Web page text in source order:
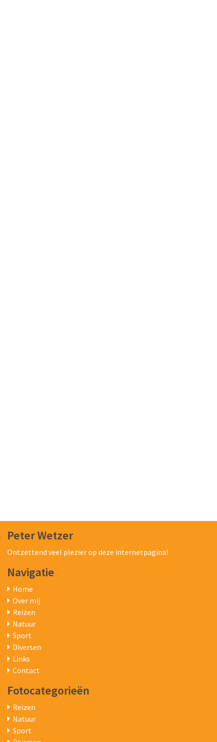
Peter Wetzer
Ontzettend veel plezier op deze internetpagina!
Navigatie
Home
Over mij
Reizen
Natuur
Sport
Diversen
Links
Contact
Fotocategorieën
Reizen
Natuur
Sport